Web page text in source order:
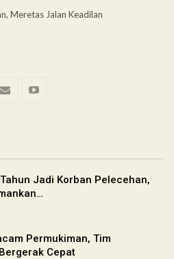
Meretas Jalan Keadilan
Jadi Korban Pelecehan,
Permukiman, Tim
Cepat